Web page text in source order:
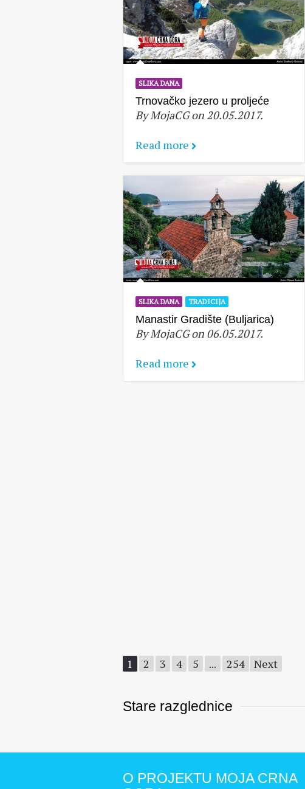
SLIKA DANA
Trnovačko jezero u proljeće
By MojaCG on 20.05.2017.
Read more
SLIKA DANA TRADICIJA
Manastir Gradište (Buljarica)
By MojaCG on 06.05.2017.
Read more
1 2 3 4 5 ... 254 Next
Stare razglednice
O PROJEKTU MOJA CRNA